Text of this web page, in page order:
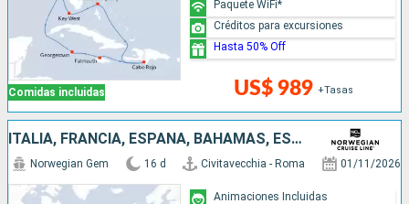
Comidas incluidas US$ 989 +Tasas
Paquete WiFi*
Créditos para excursiones
Hasta 50% Off
ITALIA, FRANCIA, ESPAÑA, BAHAMAS, ESTADOS UNIDOS
Norwegian Gem 16 d Civitavecchia - Roma 01/11/2026
Animaciones Incluidas